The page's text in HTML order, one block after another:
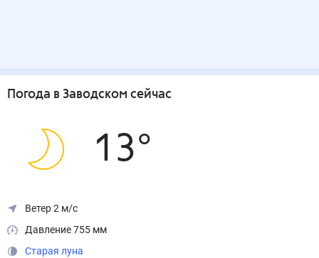
Погода в Заводском сейчас
13°
Ветер 2 м/с
Давление 755 мм
Старая луна